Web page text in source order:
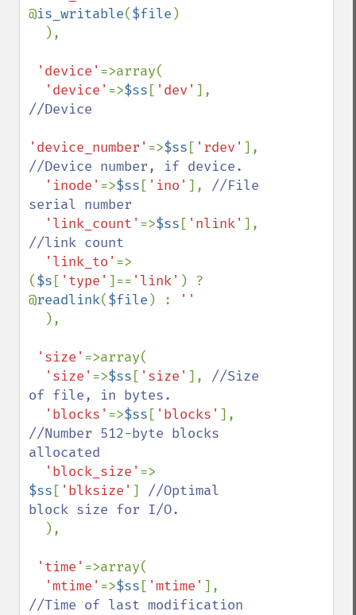
@is_writable($file )
'device' =>array(
'device' =>$ss [ 'dev'
//Device
'device_number' =>$ss [ 'rdev'
//Device number, if device.
'inode' =>$ss [ 'ino' ], //File
serial number
'link_count' =>$ss [ 'nlink'
//link count
'link_to' =>
($s [ 'type' ]== 'link' ) ?
@readlink($file ) :
''
),
'size' =>array(
'size' =>$ss [ 'size' ], //Size
of file, in bytes.
'blocks' =>$ss [ 'blocks'
//Number 512-byte blocks
allocated
'block_size'
$ss [ 'blksize' ] //Optimal
block size for I/O.
),
'time' =>array(
'mtime' =>$ss [ 'mtime'
//Time of last modification